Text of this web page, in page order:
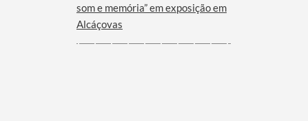
som e memória” em exposição em
Alcáçovas